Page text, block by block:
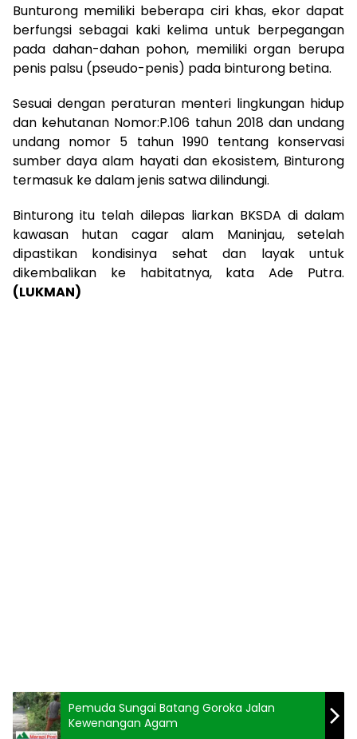
Bunturong memiliki beberapa ciri khas, ekor dapat
berfungsi sebagai kaki kelima untuk berpegangan
pada dahan-dahan pohon, memiliki organ berupa
penis palsu (pseudo-penis) pada binturong betina.
Sesuai dengan peraturan menteri lingkungan hidup
dan kehutanan Nomor:P.106 tahun 2018 dan undang
undang nomor 5 tahun 1990 tentang konservasi
sumber daya alam hayati dan ekosistem, Binturong
termasuk ke dalam jenis satwa dilindungi.
Binturong itu telah dilepas liarkan BKSDA di dalam
kawasan hutan cagar alam Maninjau, setelah
dipastikan kondisinya sehat dan layak untuk
dikembalikan ke habitatnya, kata Ade Putra.
(LUKMAN)
Pemuda Sungai Batang Goroka Jalan
Kewenangan Agam